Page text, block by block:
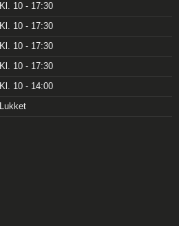
Kl. 10 - 17:30
Kl. 10 - 17:30
Kl. 10 - 17:30
Kl. 10 - 17:30
Kl. 10 - 14:00
Lukket